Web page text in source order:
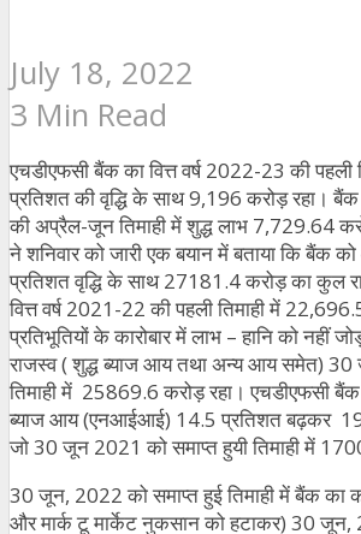
July 18, 2022
3 Min Read
एचडीएफसी बैंक का वित्त वर्ष 2022-23 की पहली
प्रतिशत की वृद्धि के साथ 9,196 करोड़ रहा। बैंक
की अप्रैल-जून तिमाही में शुद्ध लाभ 7,729.64
ने शनिवार को जारी एक बयान में बताया कि बैंक
प्रतिशत वृद्धि के साथ 27181.4 करोड़ का कुल
वित्त वर्ष 2021-22 की पहली तिमाही में
प्रतिभूतियों के कारोबार में लाभ – हानि को नहीं
राजस्व ( शुद्ध ब्याज आय तथा अन्य आय समेत)
तिमाही में 25869.6 करोड़ रहा। एचडीएफसी बैंक
ब्याज आय (एनआईआई) 14.5 प्रतिशत बढ़कर
जो 30 जून 2021 को समाप्त हुयी तिमाही में
30 जून, 2022 को समाप्त हुई तिमाही में बैंक का
और मार्क टू मार्केट नुकसान को हटाकर) 30 जून,